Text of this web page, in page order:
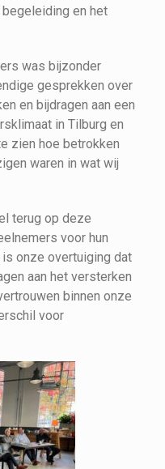
en het
was bijzonder
gesprekken over
en bijdragen aan een
in Tilburg en
zien hoe betrokken
waren in wat wij
terug op deze
voor hun
onze overtuiging dat
aan het versterken
binnen onze
voor